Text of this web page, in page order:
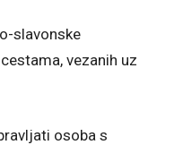
slavonske
vezanih uz
osoba s